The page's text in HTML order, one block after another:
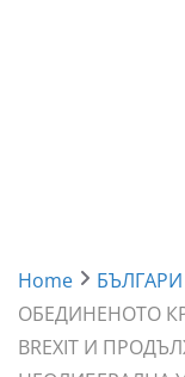
Home
БЪЛГАРИ
ОБЕДИНЕНОТО
BREXIT И